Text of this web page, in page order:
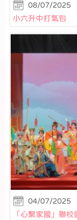
08/07/2025
小六升中打氣包
04/07/2025
「心繫家國」聯